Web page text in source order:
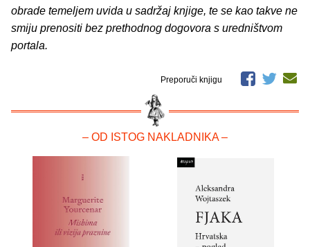
obrade temeljem uvida u sadržaj knjige, te se kao takve ne
smiju prenositi bez prethodnog dogovora s uredništvom
portala.
Preporuči knjigu
– OD ISTOG NAKLADNIKA –